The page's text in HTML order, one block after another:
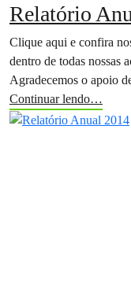
Relatório
Clique aqui e confira
dentro de todas nossas
Agradecemos o apoio
Continuar lendo…